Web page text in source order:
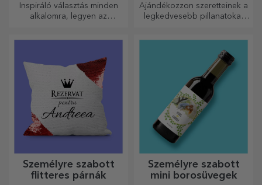
Inspiráló választás minden
alkalomra, legyen az
fogantyúval
Ajándékozzon szeretteinek a
legkedvesebb pillanatokat
Személyre szabott
flitteres párnák
Személyre szabott
mini borosüvegek